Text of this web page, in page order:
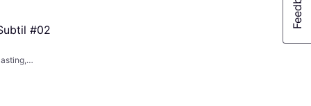
#02